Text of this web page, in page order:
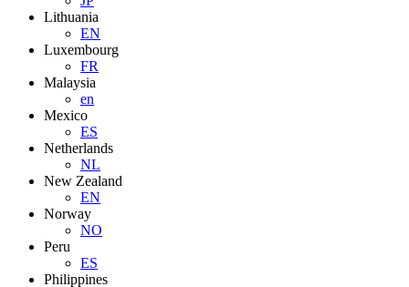
Lithuania
EN
Luxembourg
FR
Malaysia
en
Mexico
ES
Netherlands
NL
New Zealand
EN
Norway
NO
Peru
ES
Philippines